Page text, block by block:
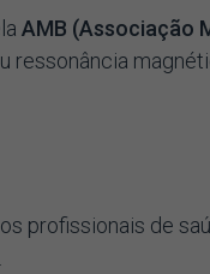
AMB (Associação
profissionais de